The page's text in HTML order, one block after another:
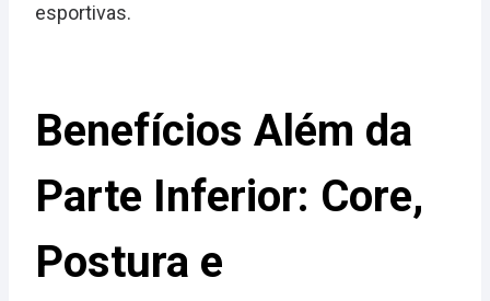
esportivas.
Benefícios Além da
Parte Inferior: Core,
Postura e